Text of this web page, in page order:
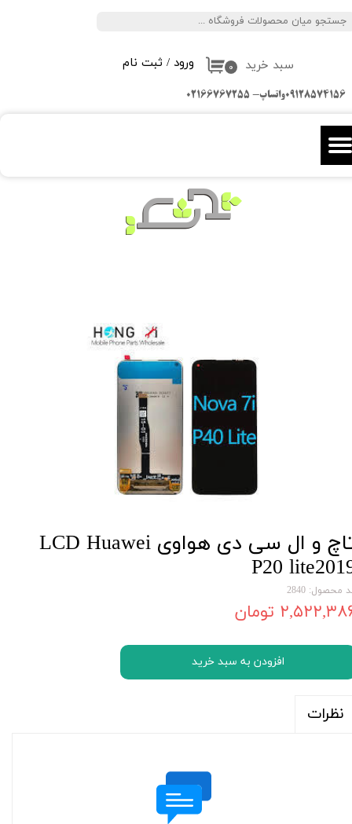
ورود / ثبت نام
تغییر گذر واژه
سفارشات
خروج از حساب کاربری
۰ سبد خرید
تاچ و ال سی دی هواوی LCD Huawei
P20
محصول: 2840
تومان
افزودن به سبد خرید
نظرات